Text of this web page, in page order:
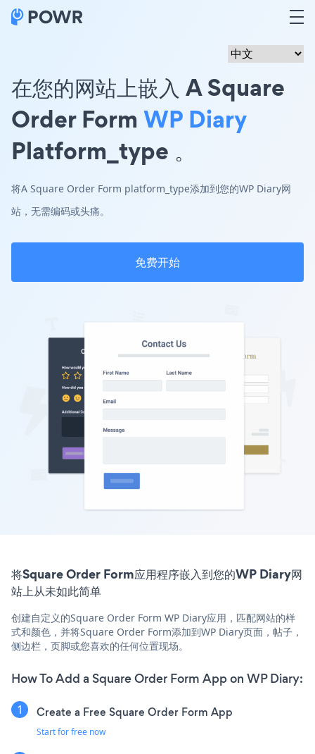
在您的网站上嵌入 A Square
Order Form WP Diary
Platform_type 。
将A Square Order Form platform_type添加到您的WP Diary网
站，无需编码或头痛。
免费开始
将Square Order Form应用程序嵌入到您的WP Diary网
站上从未如此简单
创建自定义的Square Order Form WP Diary应用，匹配网站的样
式和颜色，并将Square Order Form添加到WP Diary页面，帖子，
侧边栏，页脚或您喜欢的任何位置现场。
How To Add a Square Order Form App on WP Diary:
Create a Free Square Order Form App
Start for free now